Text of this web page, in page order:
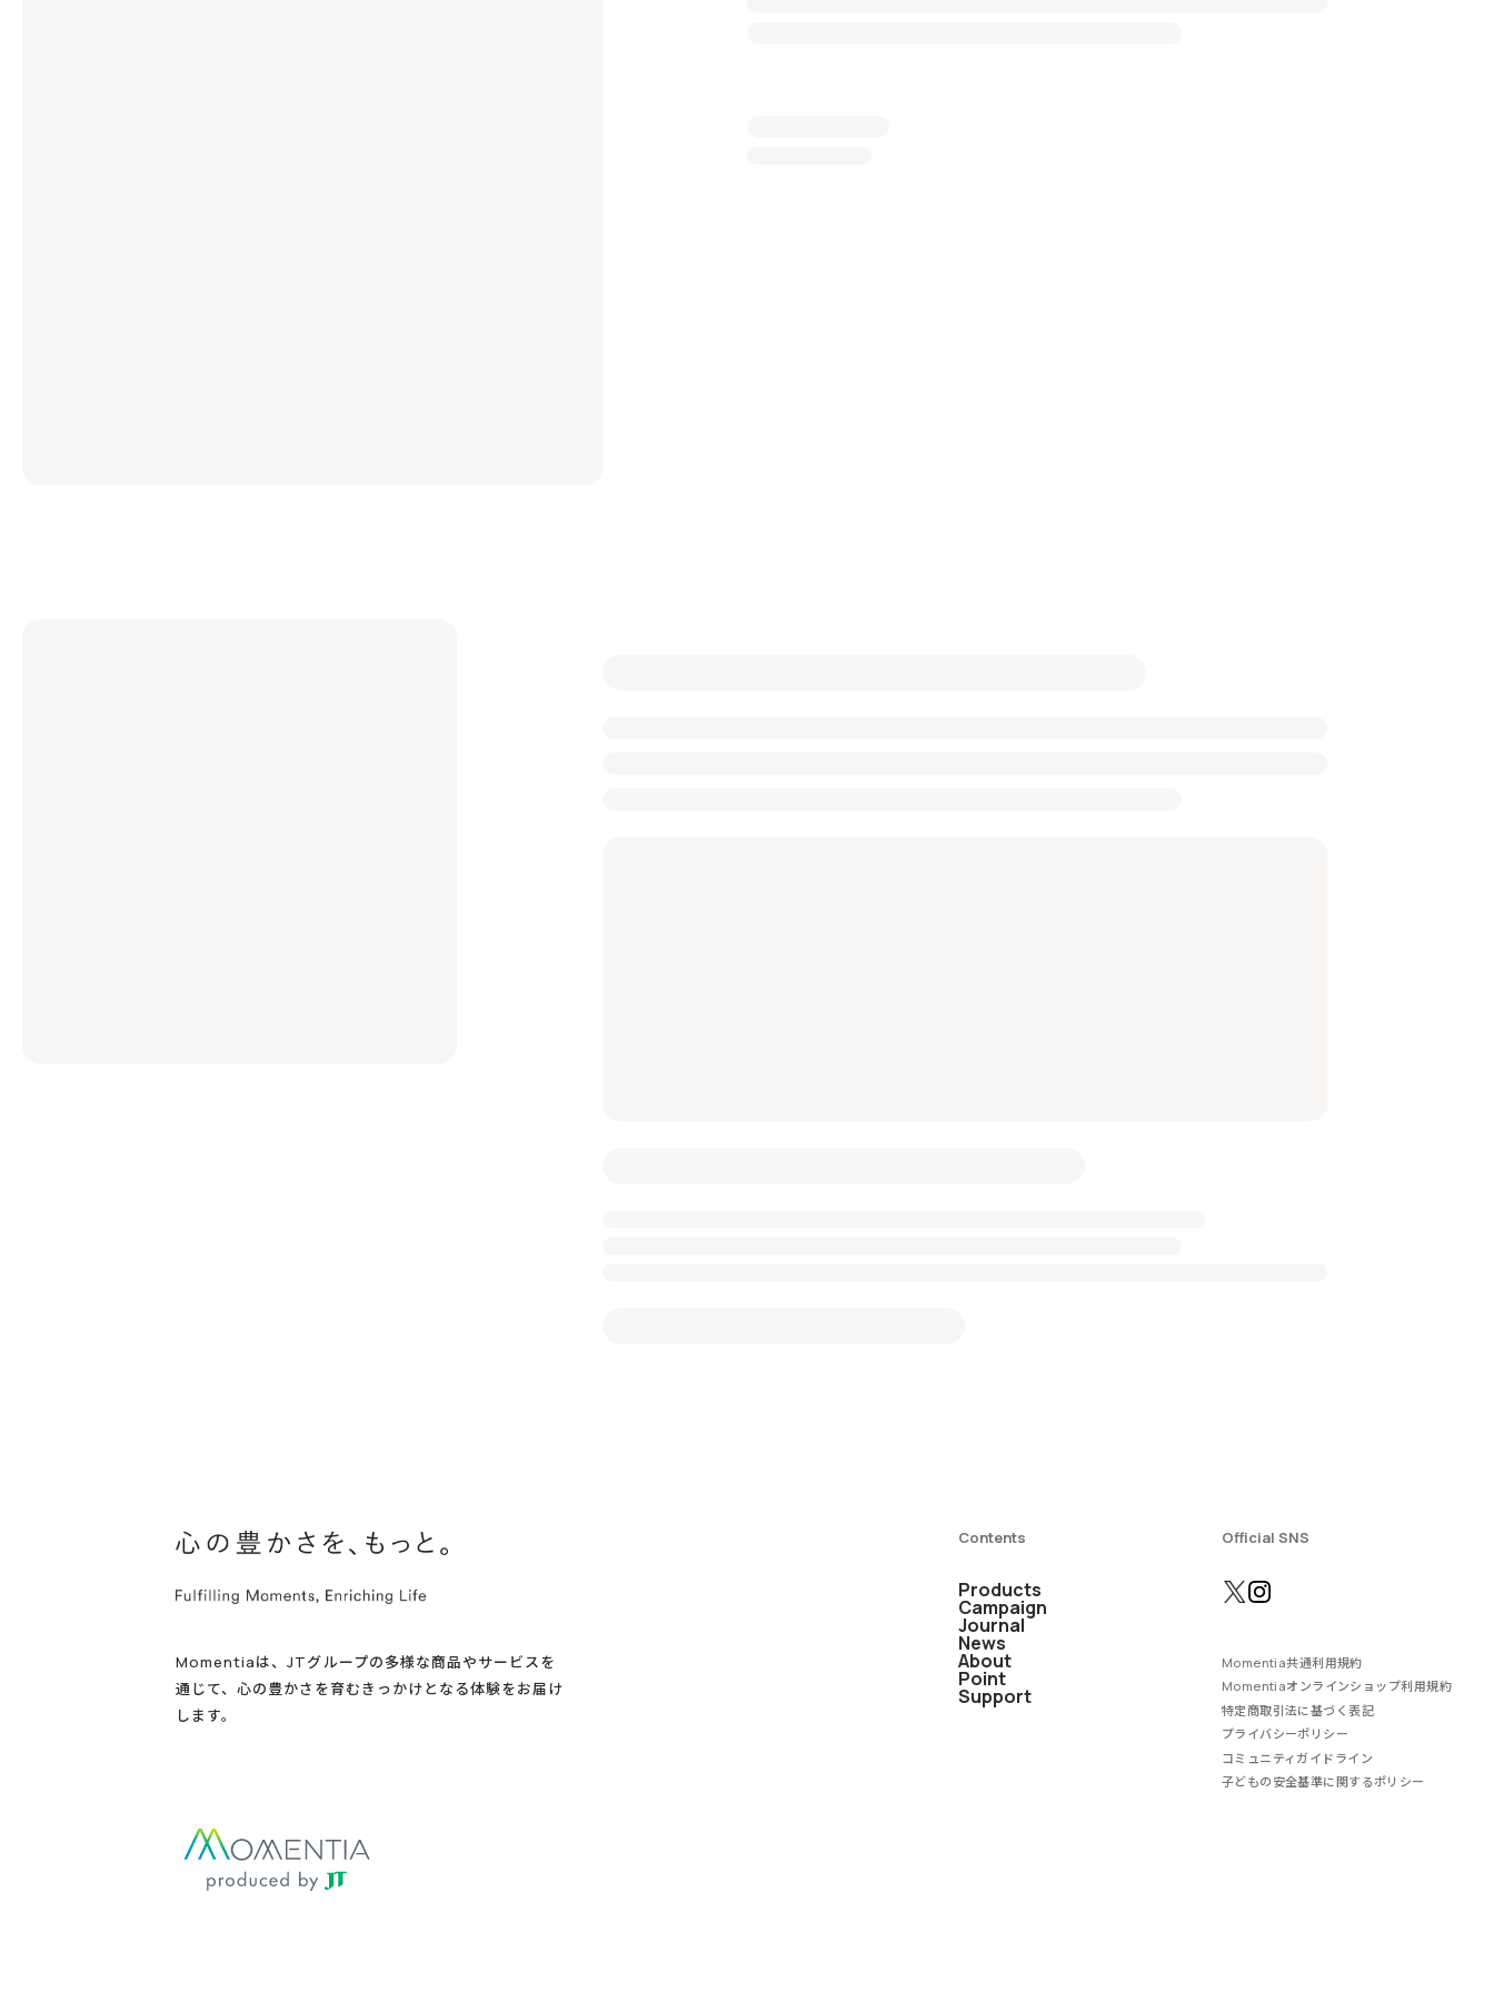
Momentiaは、JTグループの多様な商品やサービスを
通じて、心の豊かさを育むきっかけとなる体験をお届け
します。
Contents
Products
Campaign
Journal
News
About
Point
Support
Official SNS
Momentia共通利用規約
Momentiaオンラインショップ利用規約
特定商取引法に基づく表記
プライバシーポリシー
コミュニティガイドライン
子どもの安全基準に関するポリシー